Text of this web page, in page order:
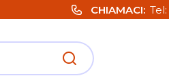
CHIAMACI Tel:
Apri ricerca